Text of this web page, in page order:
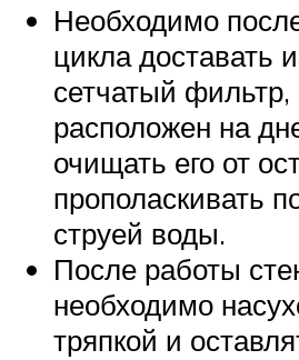
Необходимо
цикла доставать
сетчатый фильтр,
расположен на
очищать его от
прополаскивать
струей воды.
После работы
необходимо
тряпкой и